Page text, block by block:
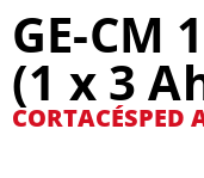
GE-CM
(1 x 3
CORTACÉSPED